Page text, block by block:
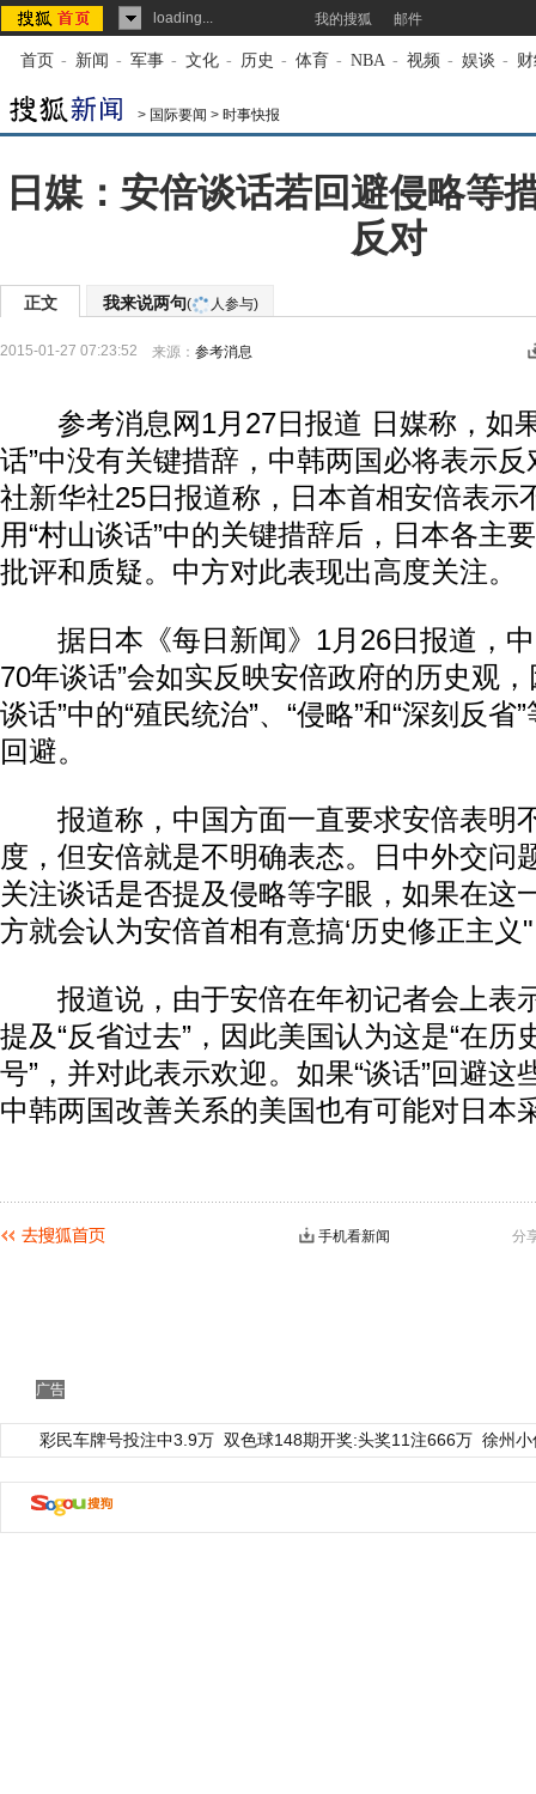
loading... 我的搜狐 邮件
首页 - 新闻 - 军事 - 文化 - 历史 - 体育 - NBA - 视频 - 娱谈 -
> 国际要闻 > 时事快报
日媒：安倍谈话若回避侵略等
反对
正文 我来说两句( 人参与)
2015-01-27 07:23:52 来源： 参考消息
参考消息网1月27日报道 日媒称，如
话”中没有关键措辞，中韩两国必将表示
社新华社25日报道称，日本首相安倍表示
用“村山谈话”中的关键措辞后，日本各主
批评和质疑。中方对此表现出高度关注。
据日本《每日新闻》1月26日报道，中
70年谈话”会如实反映安倍政府的历史观
谈话”中的“殖民统治”、“侵略”和“深刻反省
回避。
报道称，中国方面一直要求安倍表明
度，但安倍就是不明确表态。日中外交问
关注谈话是否提及侵略等字眼，如果在这
方就会认为安倍首相有意搞‘历史修正主义
报道说，由于安倍在年初记者会上表示
提及“反省过去”，因此美国认为这是“在历
号”，并对此表示欢迎。如果“谈话”回避这
中韩两国改善关系的美国也有可能对日本
分
手机看新闻
广告
彩民车牌号投注中3.9万 双色球148期开奖:头奖11注666万 徐州